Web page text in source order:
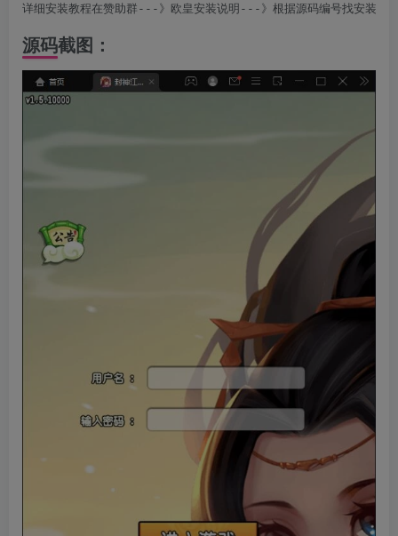
详细安装教程在赞助群---》欧皇安装说明---》根据源码编号找安装说
源码截图：